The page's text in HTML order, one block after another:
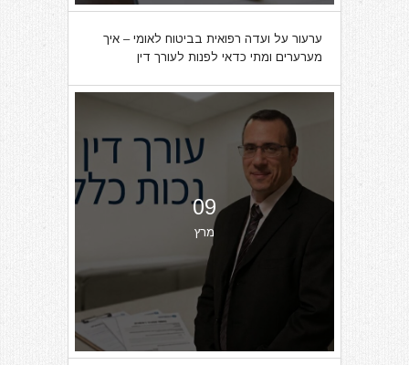
ערעור על ועדה רפואית בביטוח לאומי – איך
מערערים ומתי כדאי לפנות לעורך דין
09
מרץ